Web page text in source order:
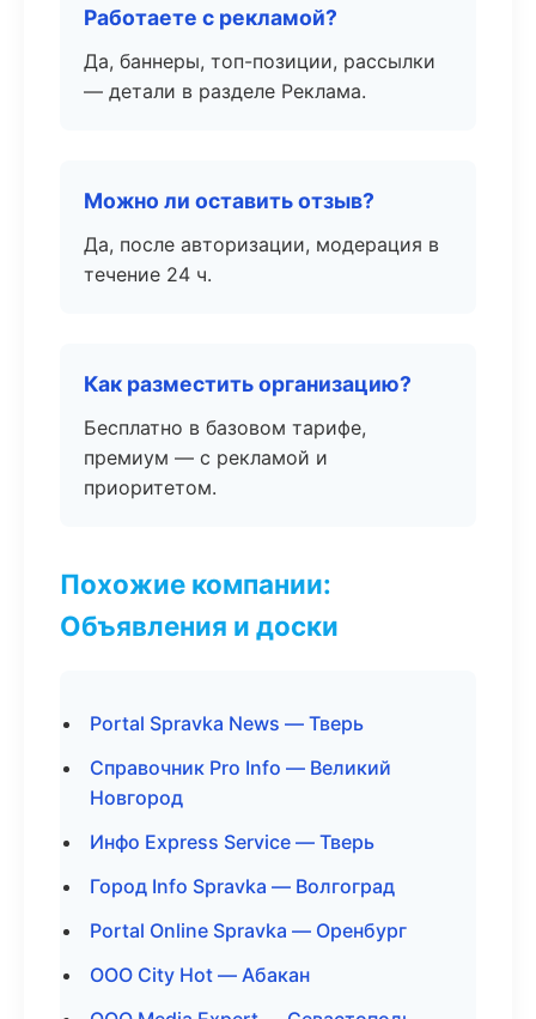
Работаете с рекламой?
Да, баннеры, топ-позиции, рассылки
— детали в разделе Реклама.
Можно ли оставить отзыв?
Да, после авторизации, модерация в
течение 24 ч.
Как разместить организацию?
Бесплатно в базовом тарифе,
премиум — с рекламой и
приоритетом.
Похожие компании:
Объявления и доски
Portal Spravka News — Тверь
Справочник Pro Info — Великий
Новгород
Инфо Express Service — Тверь
Город Info Spravka — Волгоград
Portal Online Spravka — Оренбург
ООО City Hot — Абакан